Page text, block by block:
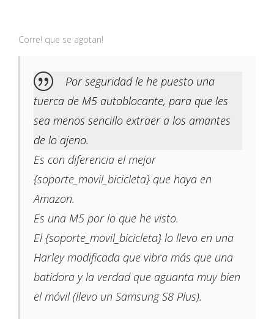
Corre! que se agotan!
Por seguridad le he puesto una
tuerca de M5 autoblocante, para que les
sea menos sencillo extraer a los amantes
de lo ajeno.
Es con diferencia el mejor
{soporte_movil_bicicleta} que haya en
Amazon.
Es una M5 por lo que he visto.
El {soporte_movil_bicicleta} lo llevo en una
Harley modificada que vibra más que una
batidora y la verdad que aguanta muy bien
el móvil (llevo un Samsung S8 Plus).